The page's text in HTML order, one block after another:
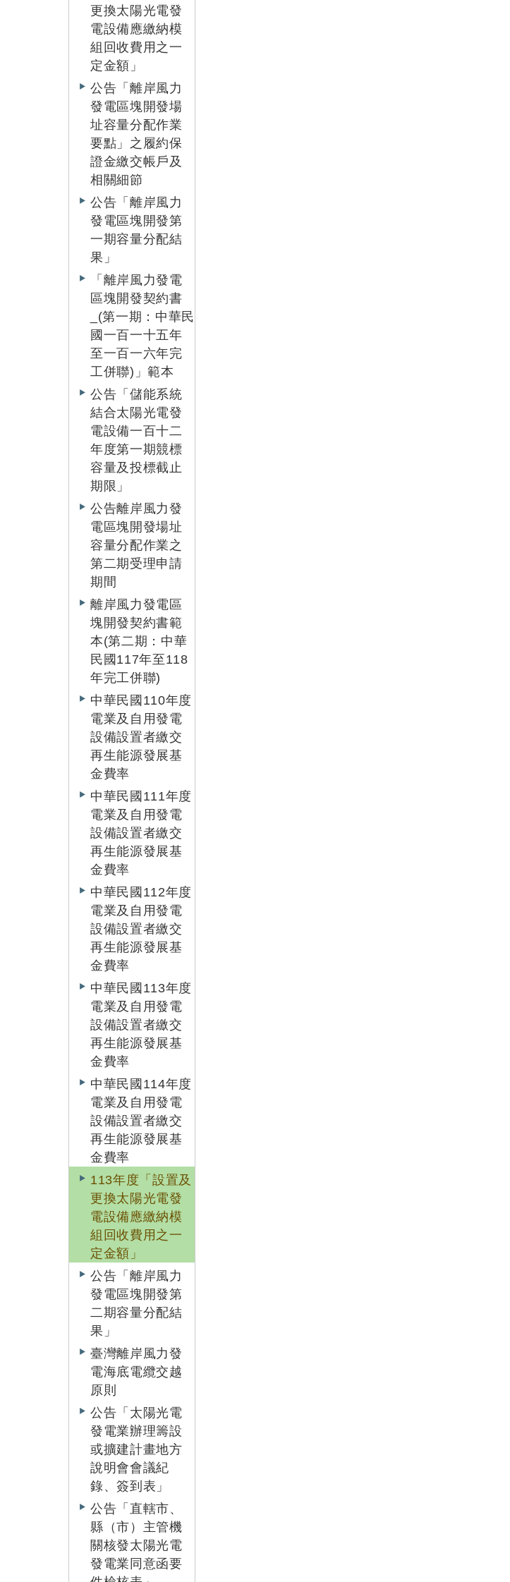
更換太陽光電發
電設備應繳納模
組回收費用之一
定金額」
公告「離岸風力
發電區塊開發場
址容量分配作業
要點」之履約保
證金繳交帳戶及
相關細節
公告「離岸風力
發電區塊開發第
一期容量分配結
果」
「離岸風力發電
區塊開發契約書
_(第一期：中華民
國一百一十五年
至一百一六年完
工併聯)」範本
公告「儲能系統
結合太陽光電發
電設備一百十二
年度第一期競標
容量及投標截止
期限」
公告離岸風力發
電區塊開發場址
容量分配作業之
第二期受理申請
期間
離岸風力發電區
塊開發契約書範
本(第二期：中華
民國117年至118
年完工併聯)
中華民國110年度
電業及自用發電
設備設置者繳交
再生能源發展基
金費率
中華民國111年度
電業及自用發電
設備設置者繳交
再生能源發展基
金費率
中華民國112年度
電業及自用發電
設備設置者繳交
再生能源發展基
金費率
中華民國113年度
電業及自用發電
設備設置者繳交
再生能源發展基
金費率
中華民國114年度
電業及自用發電
設備設置者繳交
再生能源發展基
金費率
113年度「設置及
更換太陽光電發
電設備應繳納模
組回收費用之一
定金額」
公告「離岸風力
發電區塊開發第
二期容量分配結
果」
臺灣離岸風力發
電海底電纜交越
原則
公告「太陽光電
發電業辦理籌設
或擴建計畫地方
說明會會議紀
錄、簽到表」
公告「直轄市、
縣（市）主管機
關核發太陽光電
發電業同意函要